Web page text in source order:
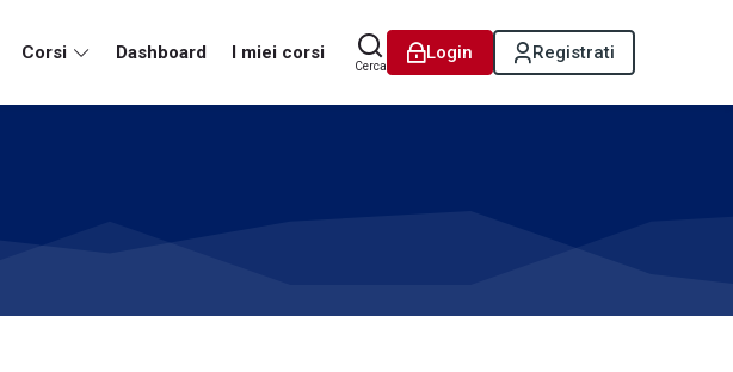
Corsi Dashboard I miei corsi
Cerca
Login Registrati